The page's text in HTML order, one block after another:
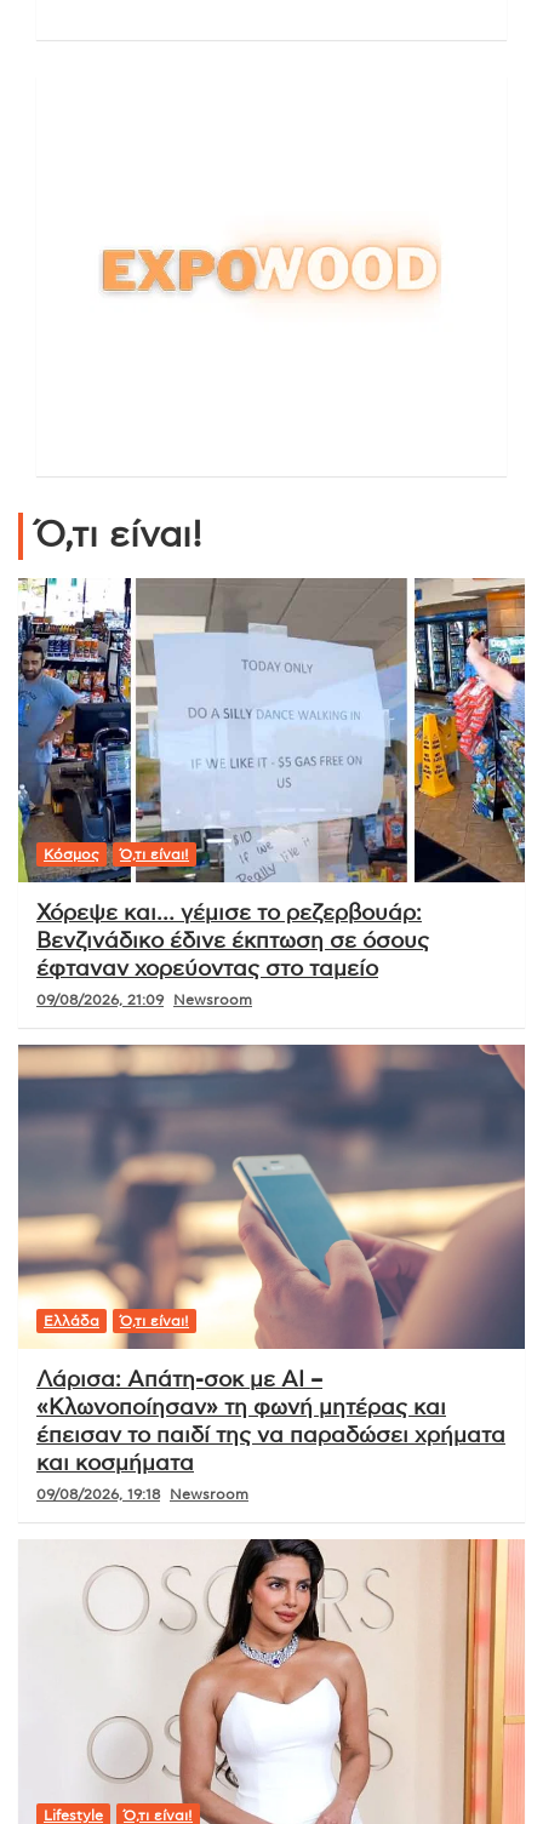
Ό,τι είναι!
Κόσμος Ό,τι είναι!
Χόρεψε και… γέμισε το ρεζερβουάρ:
Βενζινάδικο έδινε έκπτωση σε όσους
έφταναν χορεύοντας στο ταμείο
09/08/2026, 21:09 Newsroom
Ελλάδα Ό,τι είναι!
Λάρισα: Απάτη-σοκ με AI –
«Κλωνοποίησαν» τη φωνή μητέρας και
έπεισαν το παιδί της να παραδώσει χρήματα
και κοσμήματα
09/08/2026, 19:18 Newsroom
Lifestyle Ό,τι είναι!